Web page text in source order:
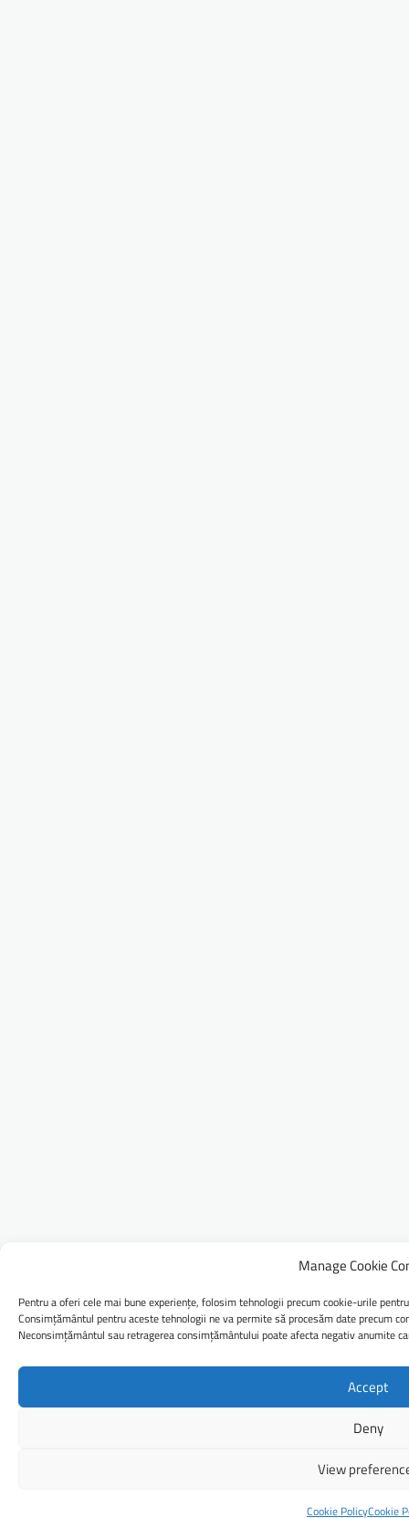
Manage Cookie
Pentru a oferi cele mai bune experiențe, folosim tehnologii precum cookie-urile
Consimțământul pentru aceste tehnologii ne va permite să procesăm date precum
Neconsimțământul sau retragerea consimțământului poate afecta negativ anumite
Accept
Deny
View
Cookie PolicyCookie